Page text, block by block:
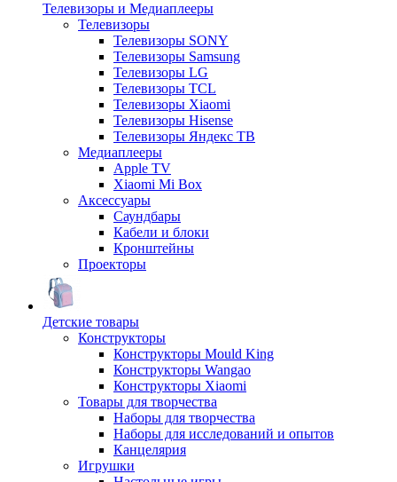
Телевизоры и Медиаплееры
Телевизоры
Телевизоры SONY
Телевизоры Samsung
Телевизоры LG
Телевизоры TCL
Телевизоры Xiaomi
Телевизоры Hisense
Телевизоры Яндекс ТВ
Медиаплееры
Apple TV
Xiaomi Mi Box
Аксессуары
Саундбары
Кабели и блоки
Кронштейны
Проекторы
Детские товары
Конструкторы
Конструкторы Mould King
Конструкторы Wangao
Конструкторы Xiaomi
Товары для творчества
Наборы для творчества
Наборы для исследований и опытов
Канцелярия
Игрушки